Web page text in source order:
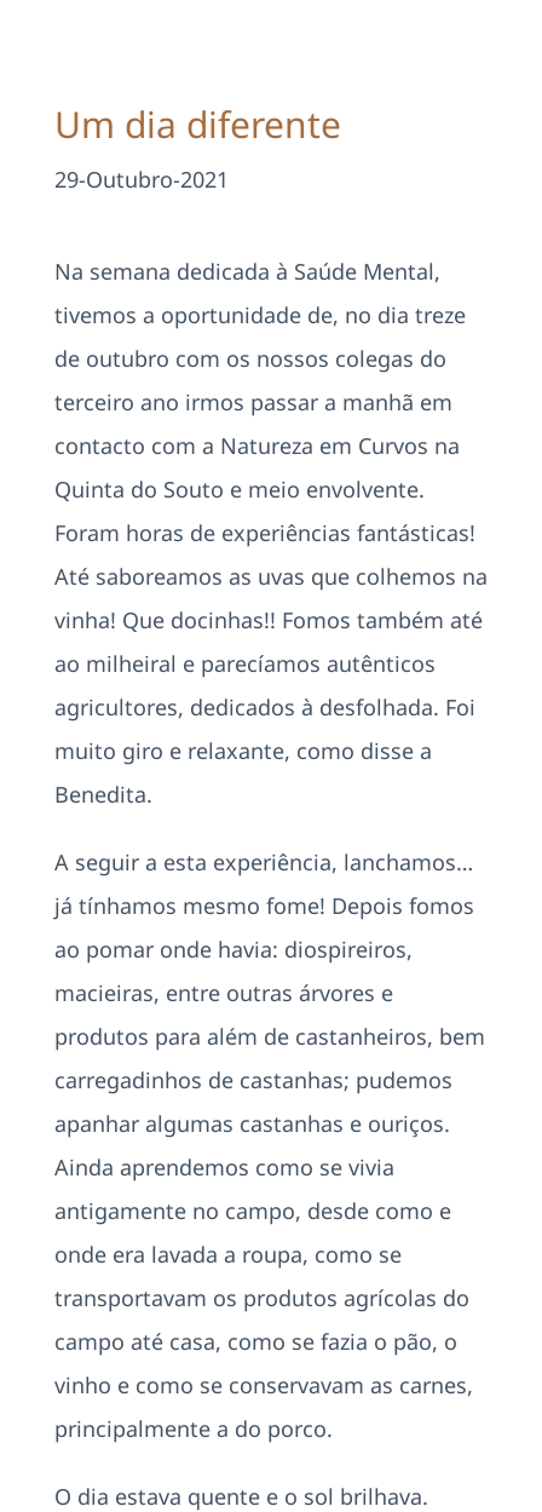
Área Reservada
Um dia diferente
29-Outubro-2021
Na semana dedicada à Saúde Mental,
tivemos a oportunidade de, no dia treze
de outubro com os nossos colegas do
terceiro ano irmos passar a manhã em
contacto com a Natureza em Curvos na
Quinta do Souto e meio envolvente.
Foram horas de experiências fantásticas!
Até saboreamos as uvas que colhemos na
vinha! Que docinhas!! Fomos também até
ao milheiral e parecíamos autênticos
agricultores, dedicados à desfolhada. Foi
muito giro e relaxante, como disse a
Benedita.
A seguir a esta experiência, lanchamos…
já tínhamos mesmo fome! Depois fomos
ao pomar onde havia: diospireiros,
macieiras, entre outras árvores e
produtos para além de castanheiros, bem
carregadinhos de castanhas; pudemos
apanhar algumas castanhas e ouriços.
Ainda aprendemos como se vivia
antigamente no campo, desde como e
onde era lavada a roupa, como se
transportavam os produtos agrícolas do
campo até casa, como se fazia o pão, o
vinho e como se conservavam as carnes,
principalmente a do porco.
O dia estava quente e o sol brilhava.